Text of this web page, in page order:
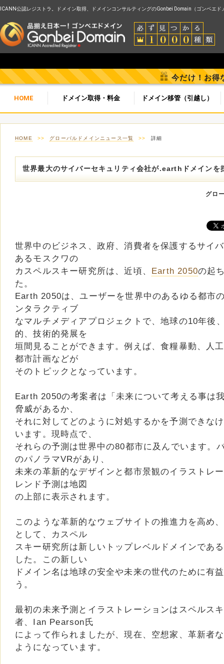
ICANN公認レジストラ。ドメイン取得、ドメインコンサルティングのGonbei Domain（ゴンベエド
今だけ！お得
HOME ドメイン取得・料金 ドメイン移管（引越し）
HOME >> グローバルドメインニュース一覧 >> 詳細
世界最大のサイバーセキュリティ会社が.earthドメインを
グロ
世界中のビジネス、政府、消費者を保護するサイ
あるモスクワの
カスペルスキー研究所は、近頃、 Earth 2050の起
た。
Earth 2050は、ユーザーを世界中のあるゆる都市
ンタラクティブ
なマルチメディアプロジェクトで、地球の10年後
的、技術的発展を
垣間見ることができます。例えば、食糧暴動、人
都市計画などが
そのトピックとなっています。
Earth 2050の考案者は「未来について考える事は
脅威があるか、
それに対してどのように対処するかを予測できな
います。現時点で、
それらの予測は世界中の80都市に及んでいます。
のパノラマVRがあり、
未来の革新的なデザインと都市景観のイラストレ
レンド予測は地図
の上部に表示されます。
このような革新的なウェブサイトの推進力を高め
として、カスペル
スキー研究所は新しいトップレベルドメインであ
した。この新しい
ドメイン名は地球の安全や未来の世代のために有
う。
最初の未来予測とイラストレーションはスペルス
者、Ian Pearson氏
によって作られましたが、現在、空想家、革新者
ようになっています。